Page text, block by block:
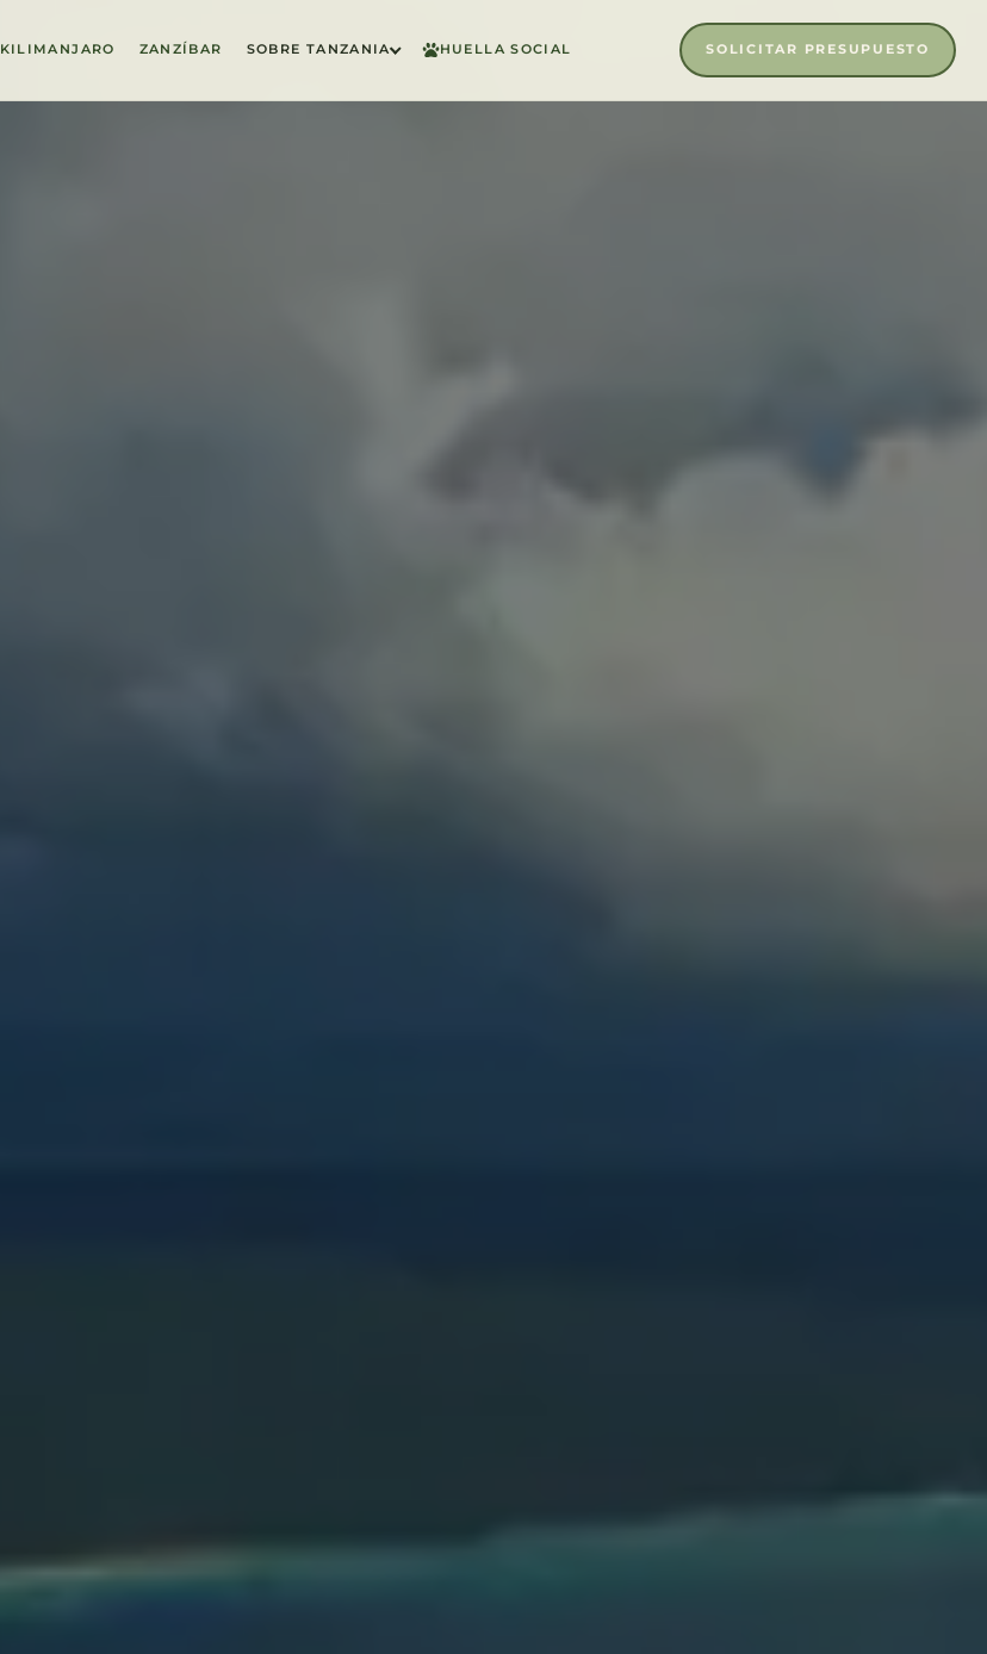
KILIMANJARO ZANZÍBAR SOBRE TANZANIA HUELLA SOCIAL SOLICITAR PRESUPUESTO